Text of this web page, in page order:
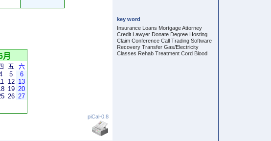
五
六
5
6
12 13
19 20
26 27
piCal-0.8
key word
Insurance Loans Mortgage Attorney
Credit Lawyer Donate Degree Hosting
Claim Conference Call Trading Software
Recovery Transfer Gas/Electricity
Classes Rehab Treatment Cord Blood